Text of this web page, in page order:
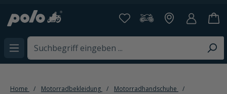
springen
Home Motorradbekleidung
Motorradhandschuhe